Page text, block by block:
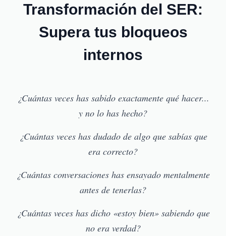
Transformación del SER:
Supera tus bloqueos
internos
¿Cuántas veces has sabido exactamente qué hacer...
y no lo has hecho?
¿Cuántas veces has dudado de algo que sabías que
era correcto?
¿Cuántas conversaciones has ensayado mentalmente
antes de tenerlas?
¿Cuántas veces has dicho «estoy bien» sabiendo que
no era verdad?